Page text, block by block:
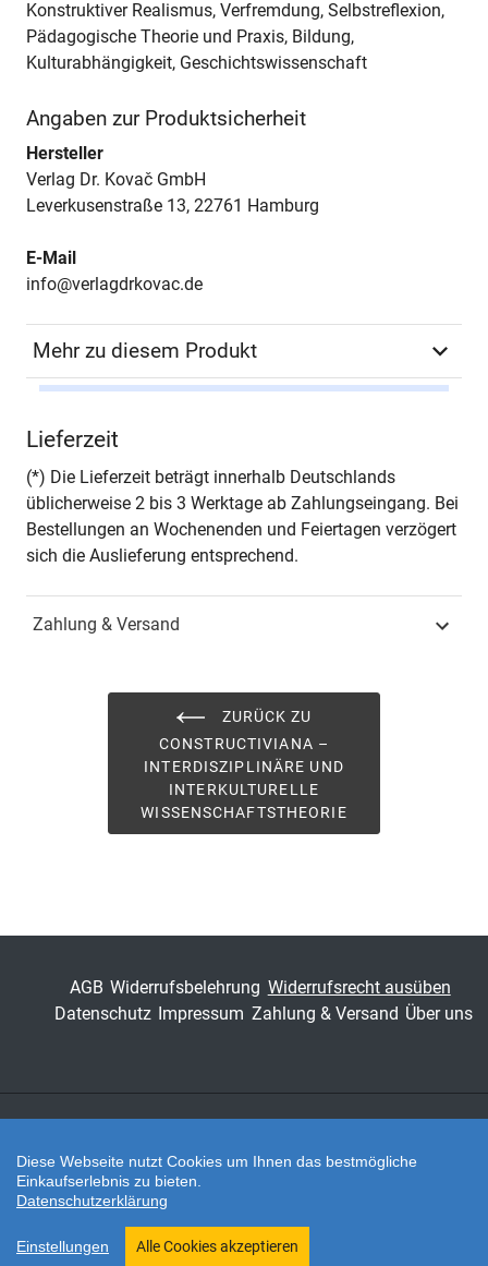
Konstruktiver Realismus, Verfremdung, Selbstreflexion,
Pädagogische Theorie und Praxis, Bildung,
Kulturabhängigkeit, Geschichtswissenschaft
Angaben zur Produktsicherheit
Hersteller
Verlag Dr. Kovač GmbH
Leverkusenstraße 13, 22761 Hamburg
E-Mail
info@verlagdrkovac.de
Mehr zu diesem Produkt
Seiten
Jahr Hamburg 2003
ISBN 978-3-8300-0926-9
interkulturelle
Wissenschaftstheorie
(Hrsg.: Prof. Dr. Fritz
Wallner )
1619-9219
Lieferzeit
(*) Die Lieferzeit beträgt innerhalb Deutschlands
üblicherweise 2 bis 3 Werktage ab Zahlungseingang. Bei
Bestellungen an Wochenenden und Feiertagen verzögert
sich die Auslieferung entsprechend.
Zahlung & Versand
ZURÜCK ZU
CONSTRUCTIVIANA –
INTERDISZIPLINÄRE UND
INTERKULTURELLE
WISSENSCHAFTSTHEORIE
AGB Widerrufsbelehrung Widerrufsrecht ausüben
Datenschutz Impressum Zahlung & Versand Über uns
Twitter
Shop erstellt mit VersaCommerce.
Diese Webseite nutzt Cookies um Ihnen das bestmögliche
Einkaufserlebnis zu bieten.
Datenschutzerklärung
Einstellungen Alle Cookies akzeptieren